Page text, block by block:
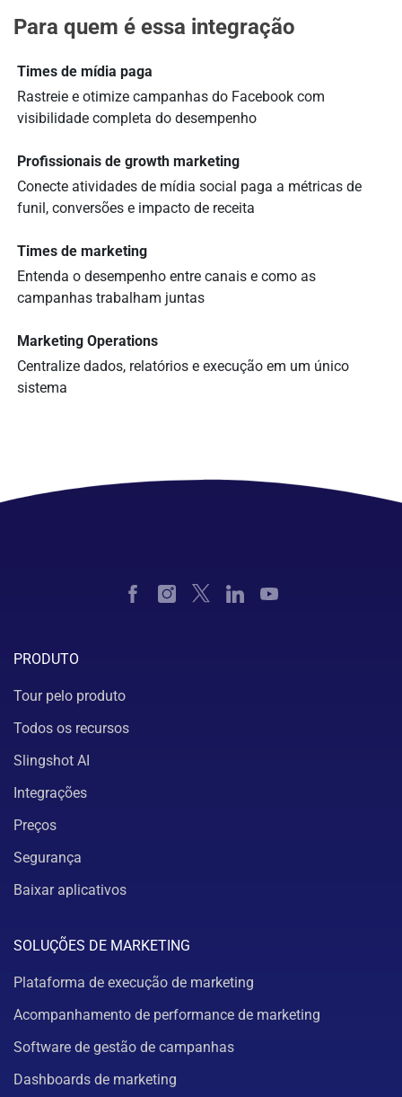
Para quem é essa integração
Times de mídia paga
Rastreie e otimize campanhas do Facebook com
visibilidade completa do desempenho
Profissionais de growth marketing
Conecte atividades de mídia social paga a métricas de
funil, conversões e impacto de receita
Times de marketing
Entenda o desempenho entre canais e como as
campanhas trabalham juntas
Marketing Operations
Centralize dados, relatórios e execução em um único
sistema
PRODUTO
Tour pelo produto
Todos os recursos
Slingshot AI
Integrações
Preços
Segurança
Baixar aplicativos
SOLUÇÕES DE MARKETING
Plataforma de execução de marketing
Acompanhamento de performance de marketing
Software de gestão de campanhas
Dashboards de marketing